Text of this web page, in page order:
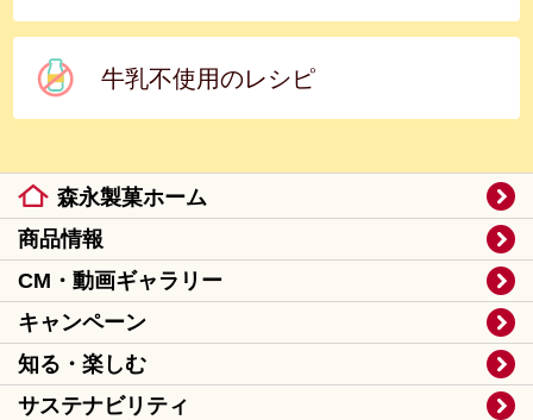
牛乳不使用のレシピ
森永製菓ホーム
商品情報
CM・動画ギャラリー
キャンペーン
知る・楽しむ
サステナビリティ